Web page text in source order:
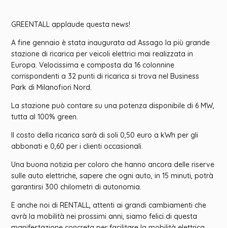
GREENTALL applaude questa news!
A fine gennaio è stata inaugurata ad Assago la più grande
stazione di ricarica per veicoli elettrici mai realizzata in
Europa. Velocissima e composta da 16 colonnine
corrispondenti a 32 punti di ricarica si trova nel Business
Park di Milanofiori Nord.
La stazione può contare su una potenza disponibile di 6 MW,
tutta al 100% green.
Il costo della ricarica sarà di soli 0,50 euro a kWh per gli
abbonati e 0,60 per i clienti occasionali.
Una buona notizia per coloro che hanno ancora delle riserve
sulle auto elettriche, sapere che ogni auto, in 15 minuti, potrà
garantirsi 300 chilometri di autonomia.
E anche noi di RENTALL, attenti ai grandi cambiamenti che
avrà la mobilità nei prossimi anni, siamo felici di questa